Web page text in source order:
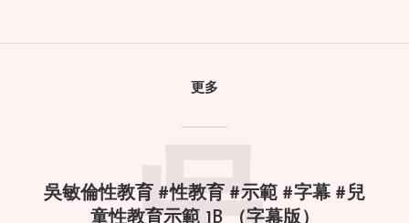
更多
吳敏倫性教育 #性教育 #示範 #字幕 #兒
童性教育示範 1B （字幕版）